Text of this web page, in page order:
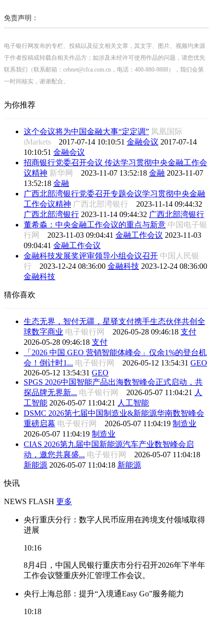
免责声明：
电子银行网发布的专栏、投稿以及征文相关文章，其文字、图片、视频均来源
于作者投稿或转载自相关作品方；如涉及未经许可使用作品的问题，请您优先
联系我们（联系邮箱：cebnet@cfca.com.cn，电话：400-880-9888），我们会第
一时间核实，谢谢配合。
为你推荐
这个会议将为中国金融大事“定定调” 凤凰国际
iMarkets 2017-07-14 10:10:51 金融会议 2017-07-14
10:10:51 金融会议
招商银行党委召开会议 传达学习贯彻中央金融工作会
议精神 新华网 2023-11-07 13:52:18 金融 2023-11-07
13:52:18 金融
广西北部湾银行党委召开专题会议学习贯彻中央金融
工作会议精神 广西北部湾银行 2023-11-14 09:44:32
广西北部湾银行 2023-11-14 09:44:32 广西北部湾银行
董希淼：中央金融工作会议的重点与新意 中国电子银
行网 2023-11-03 09:04:41 金融工作会议 2023-11-03
09:04:41 金融工作会议
金融科技发展奖评审领导小组会议召开 中国人民银
行 2023-12-24 08:36:00 金融科技 2023-12-24 08:36:00
金融科技
猜你喜欢
生态无界，智付无疆，星驿支付携手生态伙伴共创全
球数字商业 电子银行网 2026-05-28 09:46:18 支付
2026-05-28 09:46:18 支付
「2026 中国 GEO 营销智能体峰会」仅余1%的登台机
会！倒计时1... 电子银行网 2026-05-12 13:54:31 GEO
2026-05-12 13:54:31 GEO
SPGS 2026中国智能产品出海数智峰会正式启动，共
探品牌无界新... 电子银行网 2026-05-07 11:04:21 人
工智能 2026-05-07 11:04:21 人工智能
DSMC 2026第七届中国制造业&新能源华南数智峰会
重磅启幕 电子银行网 2026-05-07 11:04:19 制造业
2026-05-07 11:04:19 制造业
CIAS 2026第九届中国新能源汽车产业数智峰会启
动，邀您共襄盛... 电子银行网 2026-05-07 11:04:18
新能源 2026-05-07 11:04:18 新能源
快讯
NEWS FLASH 更多
央行重庆分行：数字人民币应用在跨境支付领域取得
进展
10:16
8月4日，中国人民银行重庆市分行召开2026年下半年
工作会议暨重庆外汇管理工作会议。
央行上海总部：提升“入境通Easy Go”服务能力
10:18